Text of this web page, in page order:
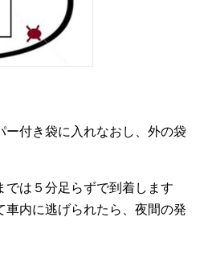
ー付き袋に入れなおし、外の袋
では５分足らずで到着します
車内に逃げられたら、夜間の発